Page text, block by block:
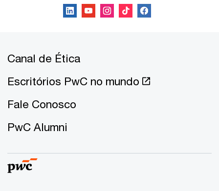
Canal de Ética
Escritórios PwC no mundo
Fale Conosco
PwC Alumni